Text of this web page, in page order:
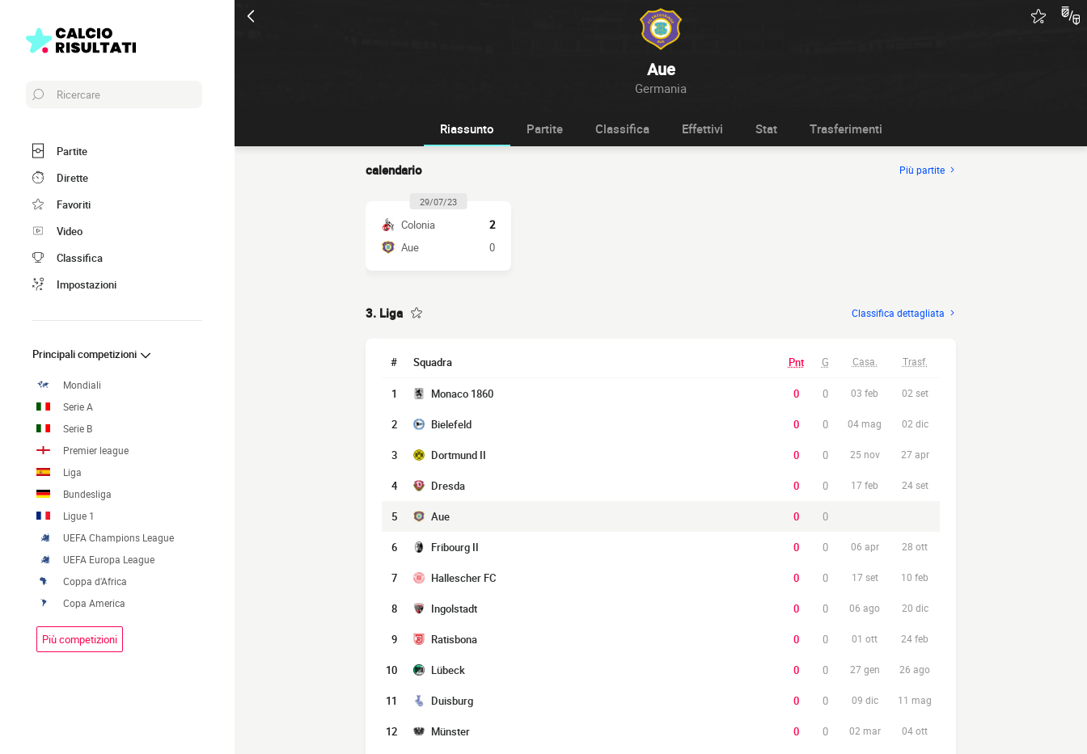
Aue
Germania
Ricercare
Partite
Dirette
Favoriti
Video
Classifica
Impostazioni
Principali competizioni
Mondiali
Serie A
Serie B
Premier league
Liga
Bundesliga
Ligue 1
UEFA Champions League
UEFA Europa League
Coppa d'Africa
Copa America
Più competizioni
Riassunto Partite Classifica Effettivi Stat Trasferimenti
calendario Più partite
29/07/23
Colonia
2
Aue
0
3. Liga Classifica dettagliata
# Squadra Pnt G Casa. Trasf.
1 Monaco 1860 0 0 03 feb 02 set
2 Bielefeld 0 0 04 mag 02 dic
3 Dortmund II 0 0 25 nov 27 apr
4 Dresda 0 0 17 feb 24 set
5 Aue 0 0
6 Fribourg II 0 0 06 apr 28 ott
7 Hallescher FC 0 0 17 set 10 feb
8 Ingolstadt 0 0 06 ago 20 dic
9 Ratisbona 0 0 01 ott 24 feb
10 Lübeck 0 0 27 gen 26 ago
11 Duisburg 0 0 09 dic 11 mag
12 Münster 0 0 02 mar 04 ott